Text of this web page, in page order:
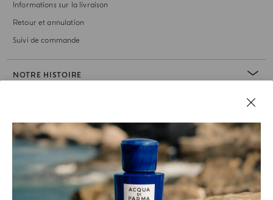
Informations sur la livraison
Retour et annulation
Suivi de commande
NOTRE HISTOIRE